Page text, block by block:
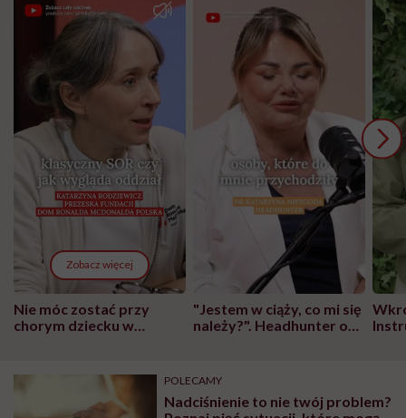
Zobacz więcej
Nie móc zostać przy
chorym dziecku w
może chyba tylko
głupota i brak
wyobraźni"
"Jestem w ciąży, co mi się
należy?". Headhunter o
pracy
POLECAMY
Nadciśnienie to nie twój problem?